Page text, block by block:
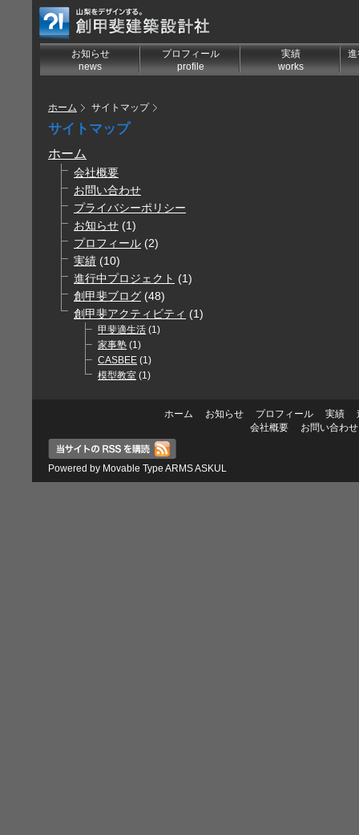
お知らせ
news
プロフィール
profile
実績
works
ホーム サイトマップ
サイトマップ
ホーム
会社概要
お問い合わせ
プライバシーポリシー
お知らせ (1)
プロフィール (2)
実績 (10)
進行中プロジェクト (1)
創甲斐ブログ (48)
創甲斐アクティビティ (1)
甲斐適生活 (1)
家事塾 (1)
CASBEE (1)
模型教室 (1)
ホーム お知らせ プロフィール 実績
会社概要
お問い合わせ
Powered by Movable Type ARMSASKUL